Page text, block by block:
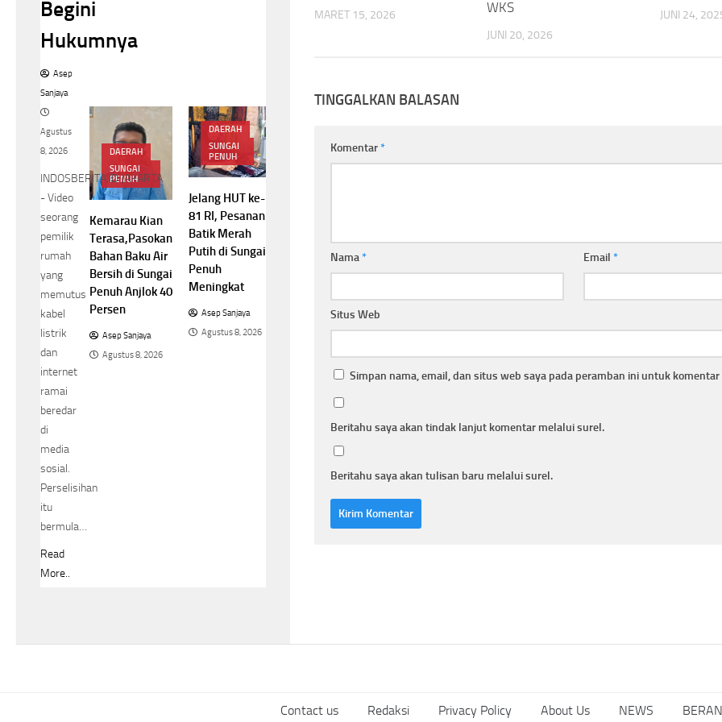
MARET 15, 2026 WKS
JUNI 20, 2026
JUNI 24,
TINGGALKAN BALASAN
Komentar*
Nama* Email*
Situs Web
Simpan nama, email, dan situs web saya pada peramban ini untuk
Beritahu saya akan tindak lanjut komentar melalui surel.
Beritahu saya akan tulisan baru melalui surel.
Begini
Hukumnya
Asep
Sanjaya
Agustus
8, 2026
INDOSBERITA.ID.JAKARTA
- Video
seorang
pemilik
rumah
yang
memutus
kabel
listrik
dan
internet
ramai
beredar
di
media
sosial.
Perselisihan
itu
bermula…
Read
More..
DAERAH
SUNGAI
PENUH
Kemarau Kian
Terasa,Pasokan
Bahan Baku Air
Bersih di Sungai
Penuh Anjlok 40
Persen
Asep Sanjaya
Agustus 8, 2026
DAERAH
SUNGAI
PENUH
Jelang HUT ke-
81 RI, Pesanan
Batik Merah
Putih di Sungai
Penuh
Meningkat
Asep Sanjaya
Agustus 8, 2026
Contact us Redaksi Privacy Policy About Us NEWS